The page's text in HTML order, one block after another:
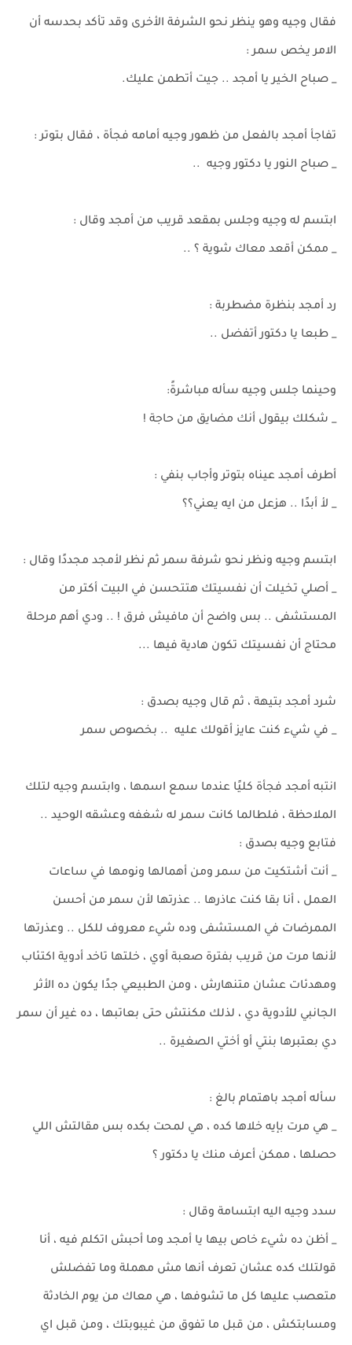
فقال وجيه وهو ينظر نحو الشرفة الأخرى وقد تأكد بحدسه أن
الامر يخص سمر :
_ صباح الخير يا أمجد .. جيت أتطمن عليك.
تفاجأ أمجد بالفعل من ظهور وجيه أمامه فجأة ، فقال بتوتر :
_ صباح النور يا دكتور وجيه ..
ابتسم له وجيه وجلس بمقعد قريب من أمجد وقال :
_ ممكن أقعد معاك شوية ؟ ..
رد أمجد بنظرة مضطربة :
_ طبعا يا دكتور أتفضل ..
وحينما جلس وجيه سأله مباشرةً:
_ شكلك بيقول أنك مضايق من حاجة !
أطرف أمجد عيناه بتوتر وأجاب بنفي :
_ لأ أبدًا .. هزعل من ايه يعني؟؟
ابتسم وجيه ونظر نحو شرفة سمر ثم نظر لأمجد مجددًا وقال :
_ أصلي تخيلت أن نفسيتك هتتحسن في البيت أكتر من
المستشفى .. بس واضح أن مافيش فرق ! .. ودي أهم مرحلة
محتاج أن نفسيتك تكون هادية فيها ...
شرد أمجد بتيهة ، ثم قال وجيه بصدق :
_ في شيء كنت عايز أقولك عليه .. بخصوص سمر
انتبه أمجد فجأة كليًا عندما سمع اسمها ، وابتسم وجيه لتلك
الملاحظة ، فلطالما كانت سمر له شغفه وعشقه الوحيد ..
فتابع وجيه بصدق :
_ أنت أشتكيت من سمر ومن أهمالها ونومها في ساعات
العمل ، أنا بقا كنت عاذرها .. عذرتها لأن سمر من أحسن
الممرضات في المستشفى وده شيء معروف للكل .. وعذرتها
لأنها مرت من قريب بفترة صعبة أوي ، خلتها تاخد أدوية اكتئاب
ومهدئات عشان متنهارش ، ومن الطبيعي جدًا يكون ده الأثر
الجانبي للأدوية دي ، لذلك مكنتش حتى بعاتبها ، ده غير أن سمر
دي بعتبرها بنتي أو أختي الصغيرة ..
سأله أمجد باهتمام بالغ :
_ هي مرت بإيه خلاها كده ، هي لمحت بكده بس مقالتش اللي
حصلها ، ممكن أعرف منك يا دكتور ؟
سدد وجيه اليه ابتسامة وقال :
_ أظن ده شيء خاص بيها يا أمجد وما أحبش اتكلم فيه ، أنا
قولتلك كده عشان تعرف أنها مش مهملة وما تفضلش
متعصب عليها كل ما تشوفها ، هي معاك من يوم الخادثة
ومسابتكش ، من قبل ما تفوق من غيبوبتك ، ومن قبل اي